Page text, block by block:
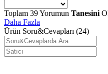
Toplam 39Yorumun Tanesini
Daha Fazla
Ürün Soru&Cevapları (24)